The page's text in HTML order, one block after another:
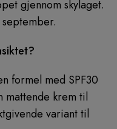
gjennom skylaget.
formel med SPF30
krem til
variant til